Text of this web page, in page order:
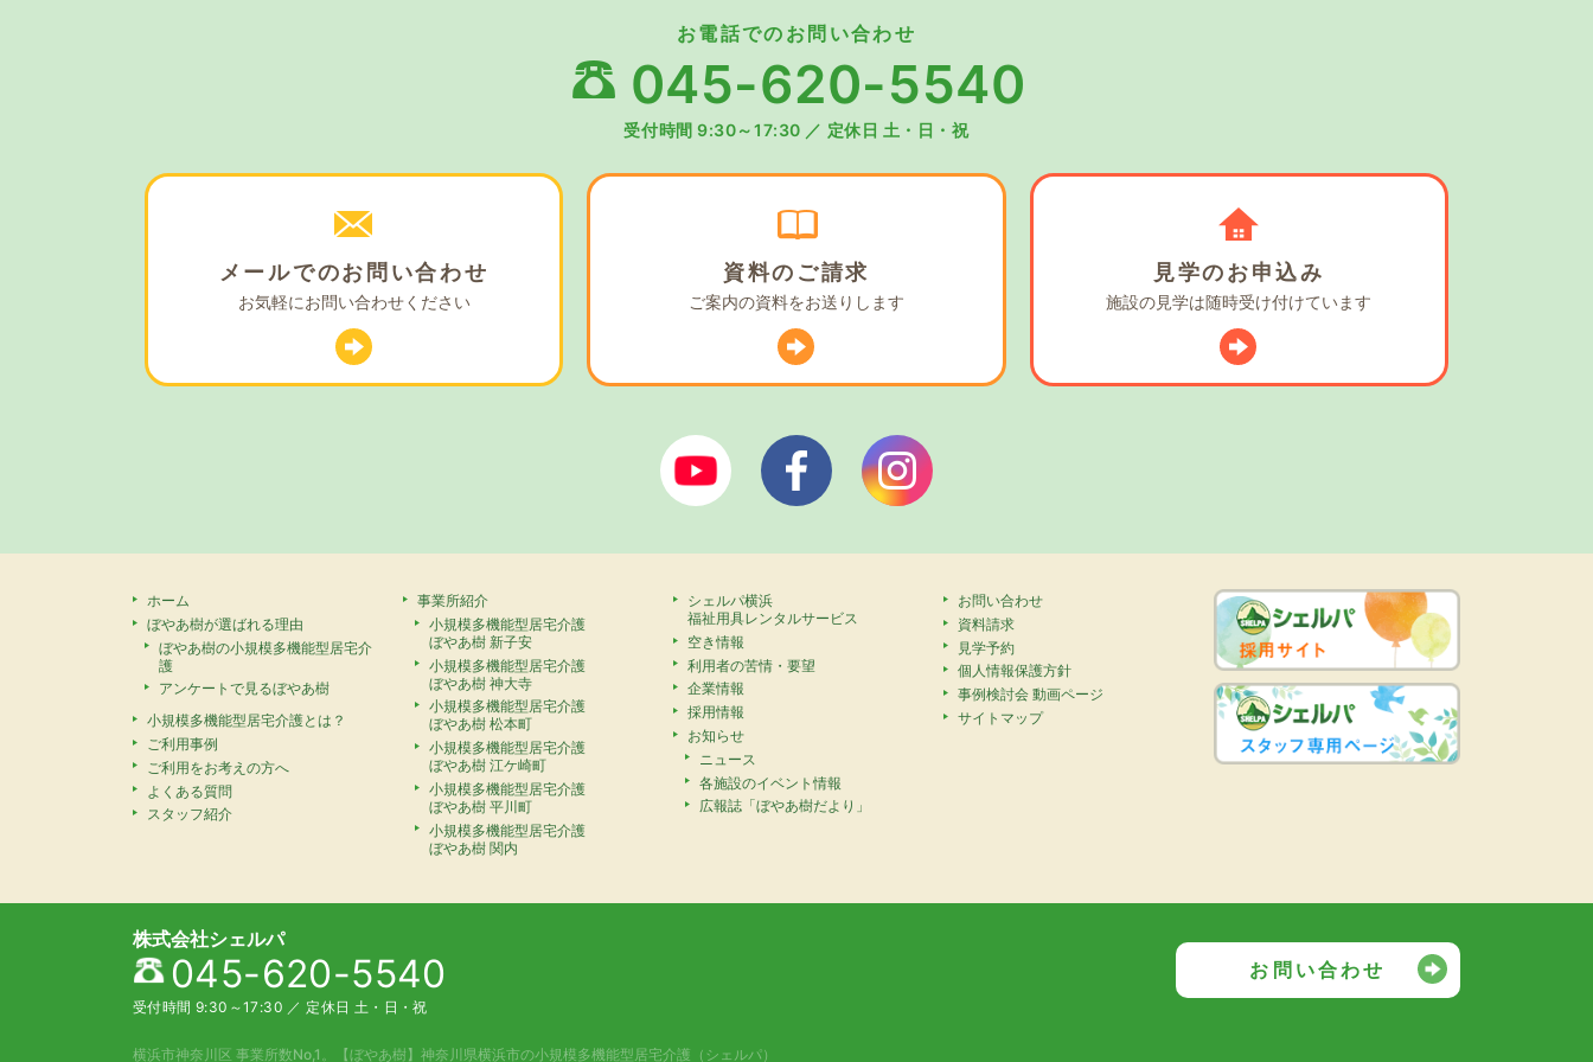
お電話でのお問い合わせ
045-620-5540
受付時間 9:30～17:30 ／ 定休日 土・日・祝
メールでのお問い合わせ
お気軽にお問い合わせください
資料の ご請求
ご案内の資料をお送りします
見学のお申込み
施設の見学は随時受け付けています
ぼやあ樹Youtubeシェルパフェイスブック
ホーム
ぼやあ樹が選ばれる理由
ぼやあ樹の小規模多機能型居宅介
護
アンケートで見るぼやあ樹
小規模多機能型居宅介護とは？
ご利用事例
ご利用をお考えの方へ
よくある質問
スタッフ紹介
事業所紹介
小規模多機能型居宅介護
ぼやあ樹 新子安
小規模多機能型居宅介護
ぼやあ樹 神大寺
小規模多機能型居宅介護
ぼやあ樹 松本町
小規模多機能型居宅介護
ぼやあ樹 江ケ崎町
小規模多機能型居宅介護
ぼやあ樹 平川町
小規模多機能型居宅介護
ぼやあ樹 関内
シェルパ横浜
福祉用具レンタルサービス
空き情報
利用者の苦情・要望
企業情報
採用情報
お知らせ
ニュース
各施設のイベント情報
広報誌「ぼやあ樹だより」
お問い合わせ
資料請求
見学予約
個人情報保護方針
事例検討会 動画ページ
サイトマップ
株式会社シェルパ
045-620-5540
受付時間 9:30～17:30 ／ 定休日 土・日・祝
お問い合わせ
横浜市神奈川区 事業所数No,1。 【ぼやあ樹】神奈川県横浜市の小規模多機能型居宅介護（シェルパ）